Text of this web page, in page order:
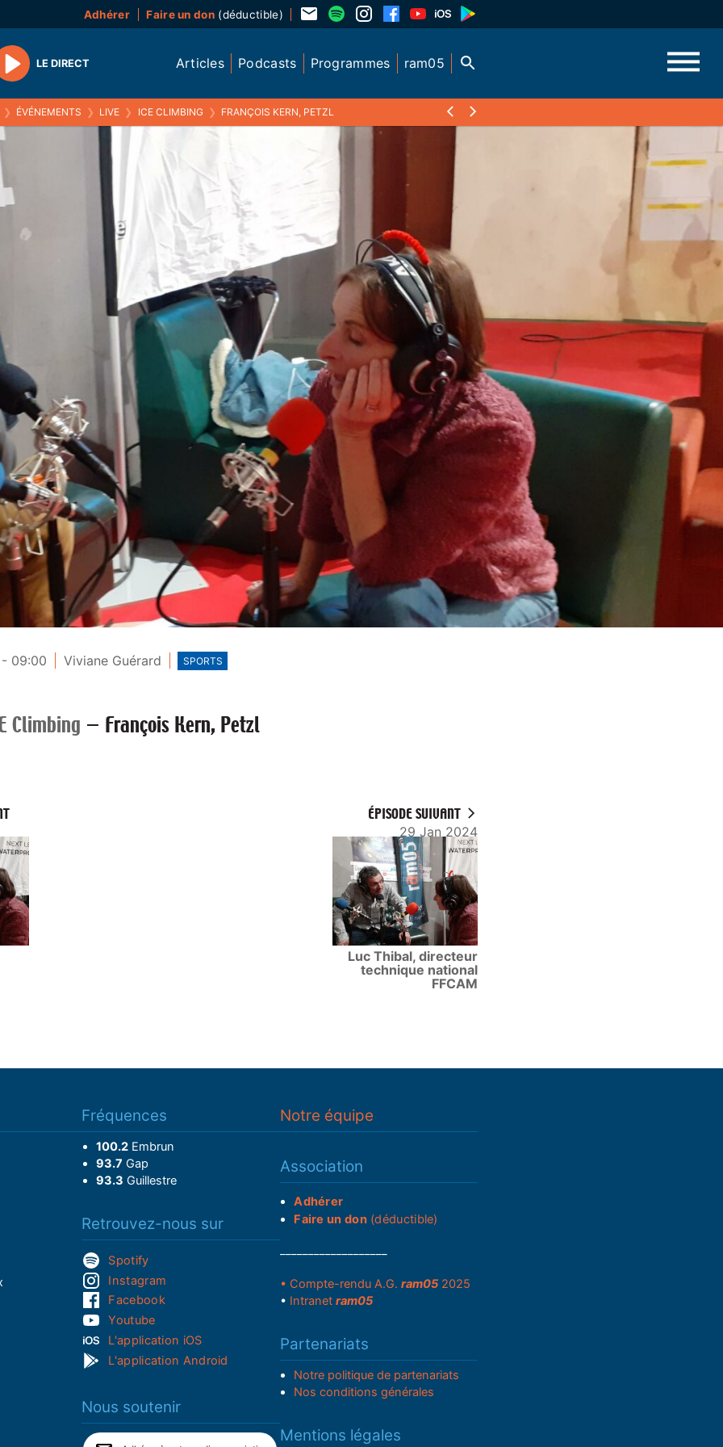
Adhérer Faire un don(déductible)
Play
LE DIRECT Articles Podcasts Programmes ram05
❯ ÉVÉNEMENTS ❯ LIVE ❯ ICE CLIMBING ❯ FRANÇOIS KERN, PETZL
09:00 Viviane Guérard SPORTS
Climbing — François Kern, Petzl
ÉPISODE SUIVANT
29 Jan 2024
Luc Thibal, directeur
technique national
FFCAM
Fréquences
100.2Embrun
93.7 Gap
93.3 Guillestre
Retrouvez-nous sur
Spotify
Instagram
Facebook
Youtube
L'application iOS
L'application Android
Nous soutenir
Notre équipe
Association
Adhérer
Faire un don(déductible)
• Compte-rendu A.G. ram052025
• Intranet ram05
Partenariats
Notre politique de partenariats
Nos conditions générales
Mentions légales